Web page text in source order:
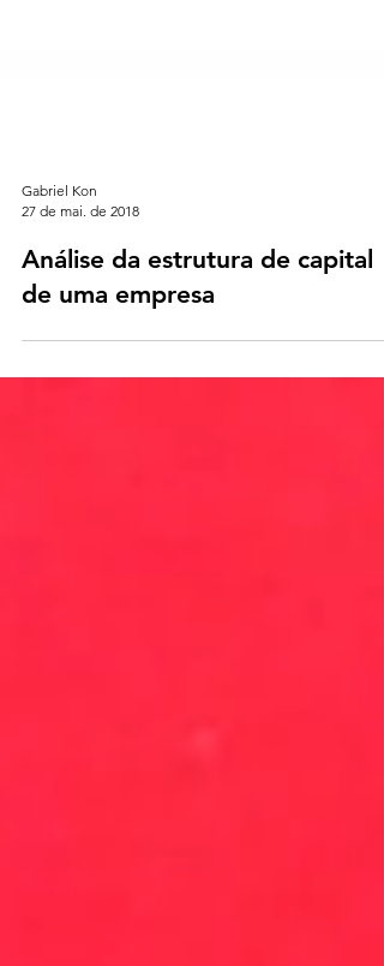
27 de mai. de 2018
Análise da estrutura de capital
de uma empresa